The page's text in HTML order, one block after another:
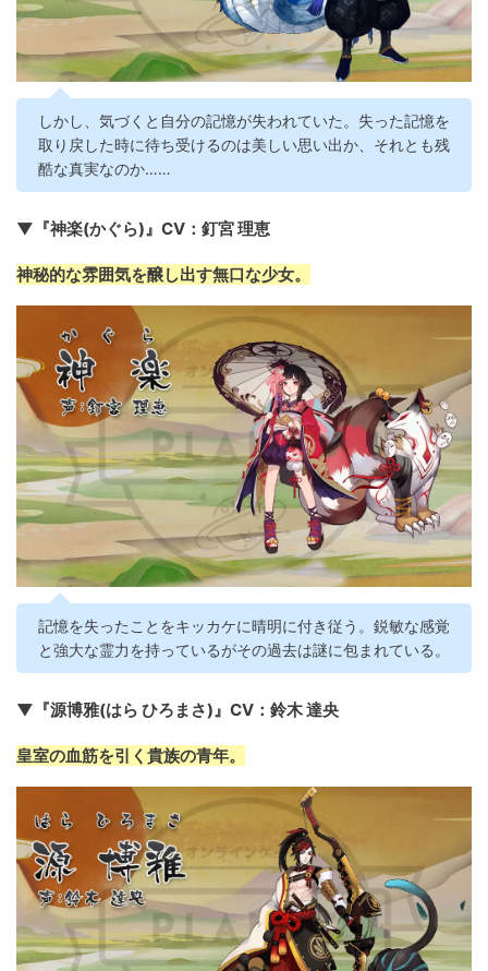
しかし、気づくと自分の記憶が失われていた。失った記憶を
取り戻した時に待ち受けるのは美しい思い出か、それとも残
酷な真実なのか……
▼『神楽(かぐら)』CV：釘宮 理恵
神秘的な雰囲気を醸し出す無口な少女。
記憶を失ったことをキッカケに晴明に付き従う。鋭敏な感覚
と強大な霊力を持っているがその過去は謎に包まれている。
▼『源博雅(はら ひろまさ)』CV：鈴木 達央
皇室の血筋を引く貴族の青年。